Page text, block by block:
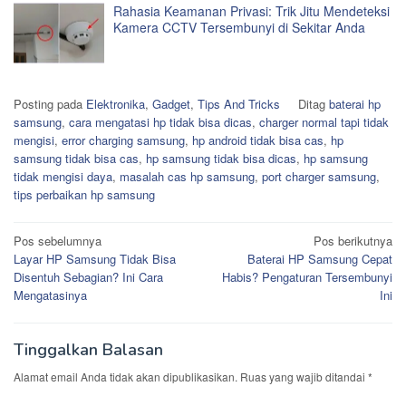
Rahasia Keamanan Privasi: Trik Jitu Mendeteksi
Kamera CCTV Tersembunyi di Sekitar Anda
Posting pada Elektronika, Gadget, Tips And Tricks Ditag baterai hp
samsung, cara mengatasi hp tidak bisa dicas, charger normal tapi tidak
mengisi, error charging samsung, hp android tidak bisa cas, hp
samsung tidak bisa cas, hp samsung tidak bisa dicas, hp samsung
tidak mengisi daya, masalah cas hp samsung, port charger samsung,
tips perbaikan hp samsung
Navigasi
pos
Pos sebelumnya
Layar HP Samsung Tidak Bisa
Disentuh Sebagian? Ini Cara
Mengatasinya
Pos berikutnya
Baterai HP Samsung Cepat
Habis? Pengaturan Tersembunyi
Ini
Tinggalkan Balasan
Alamat email Anda tidak akan dipublikasikan. Ruas yang wajib ditandai *